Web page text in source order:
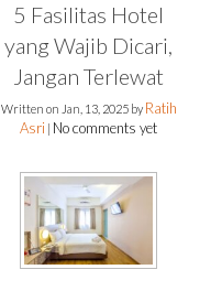
5 Fasilitas Hotel
yang Wajib Dicari,
Jangan Terlewat
Written on Jan, 13, 2025 by Ratih
Asri No comments yet